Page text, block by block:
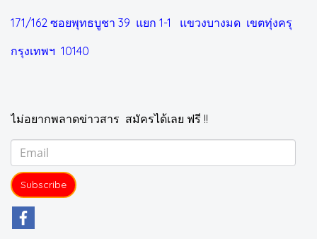
171/162 ซอยพุทธบูชา 39 แยก 1-1 แขวงบางมด เขตทุ่งครุ
กรุงเทพฯ 10140
ไม่อยากพลาดข่าวสาร สมัครได้เลย ฟรี !!
Subscribe